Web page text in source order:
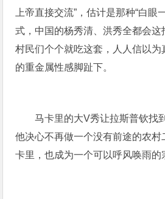
上帝直接交流”，估计是那种“白眼
式，中国的杨秀清、洪秀全都会
村民们个个就吃这套，人人信以
的重金属性感脚趾下。
马卡里的大V秀让拉斯普钦找
他决心不再做一个没有前途的农村
卡里，也成为一个可以呼风唤雨的